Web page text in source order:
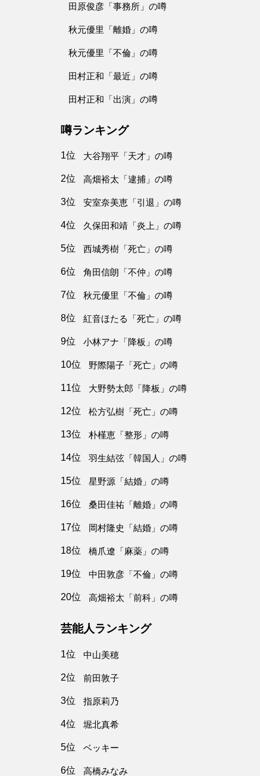
田原俊彦「事務所」の噂
秋元優里「離婚」の噂
秋元優里「不倫」の噂
田村正和「最近」の噂
田村正和「出演」の噂
噂ランキング
1位 大谷翔平「天才」の噂
2位 高畑裕太「逮捕」の噂
3位 安室奈美恵「引退」の噂
4位 久保田和靖「炎上」の噂
5位 西城秀樹「死亡」の噂
6位 角田信朗「不仲」の噂
7位 秋元優里「不倫」の噂
8位 紅音ほたる「死亡」の噂
9位 小林アナ「降板」の噂
10位 野際陽子「死亡」の噂
11位 大野勢太郎「降板」の噂
12位 松方弘樹「死亡」の噂
13位 朴槿恵「整形」の噂
14位 羽生結弦「韓国人」の噂
15位 星野源「結婚」の噂
16位 桑田佳祐「離婚」の噂
17位 岡村隆史「結婚」の噂
18位 橋爪遼「麻薬」の噂
19位 中田敦彦「不倫」の噂
20位 高畑裕太「前科」の噂
芸能人ランキング
1位 中山美穂
2位 前田敦子
3位 指原莉乃
4位 堀北真希
5位 ベッキー
6位 高橋みなみ